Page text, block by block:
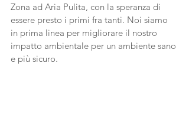
Zona ad Aria Pulita, con la speranza di
essere presto i primi fra tanti. Noi siamo
in prima linea per migliorare il nostro
impatto ambientale per un ambiente sano
e più sicuro.